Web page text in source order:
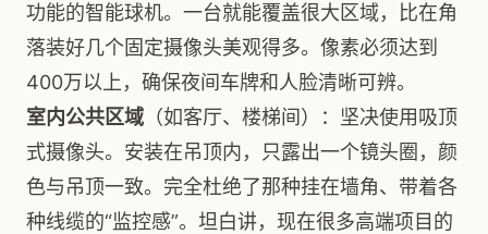
功能的智能球机。一台就能覆盖很大区域，比在角
落装好几个固定摄像头美观得多。像素必须达到
400万以上，确保夜间车牌和人脸清晰可辨。
室内公共区域 （如客厅、楼梯间）：坚决使用吸顶
式摄像头。安装在吊顶内，只露出一个镜头圈，颜
色与吊顶一致。完全杜绝了那种挂在墙角、带着各
种线缆的“监控感”。坦白讲，现在很多高端项目的